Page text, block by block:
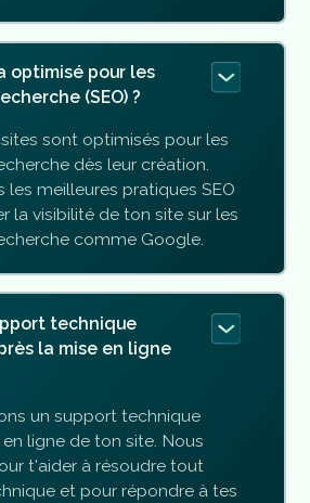
optimisé pour les
(SEO) ?
sont optimisés pour les
dès leur création.
les meilleures pratiques SEO
la visibilité de ton site sur les
comme Google.
technique
la mise en ligne
un support technique
ligne de ton site. Nous
t'aider à résoudre tout
et pour répondre à tes